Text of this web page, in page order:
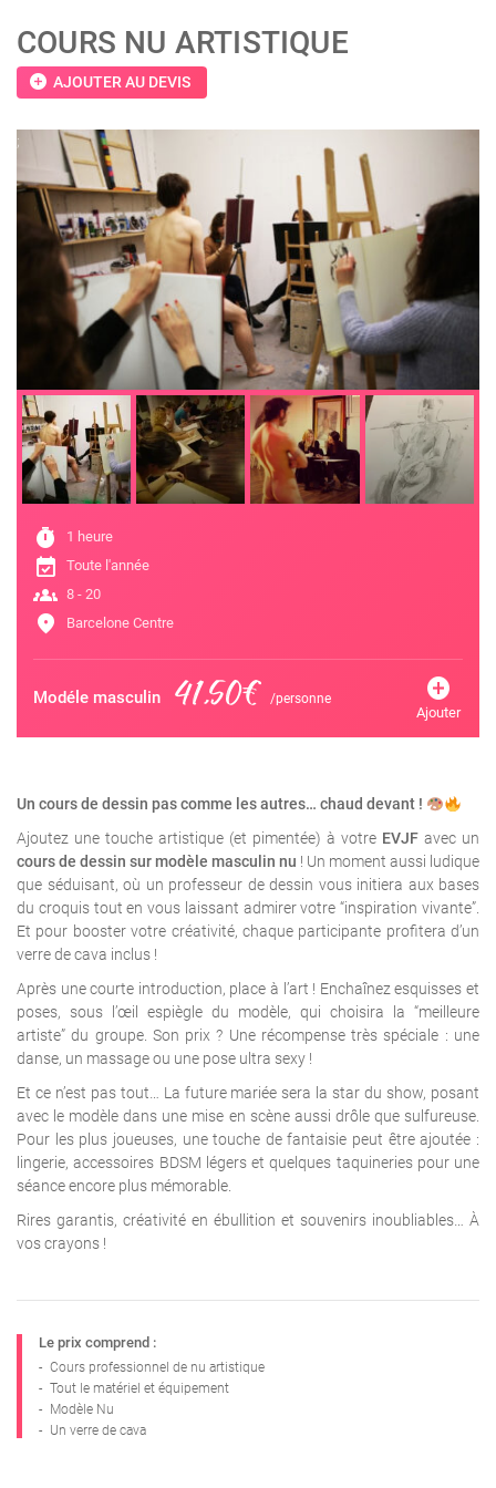
COURS NU ARTISTIQUE
add_circle AJOUTER AU DEVIS
;
timer 1 heure
event_available Toute l'année
groups 8 - 20
location_on Barcelone Centre
Modéle masculin 41,50€ /personne add_circle
Ajouter
Un cours de dessin pas comme les autres… chaud devant !
Ajoutez une touche artistique (et pimentée) à votre EVJF avec un
cours de dessin sur modèle masculin nu ! Un moment aussi ludique
que séduisant, où un professeur de dessin vous initiera aux bases
du croquis tout en vous laissant admirer votre “inspiration vivante”.
Et pour booster votre créativité, chaque participante profitera d’un
verre de cava inclus !
Après une courte introduction, place à l’art ! Enchaînez esquisses et
poses, sous l’œil espiègle du modèle, qui choisira la “meilleure
artiste” du groupe. Son prix ? Une récompense très spéciale : une
danse, un massage ou une pose ultra sexy !
Et ce n’est pas tout… La future mariée sera la star du show, posant
avec le modèle dans une mise en scène aussi drôle que sulfureuse.
Pour les plus joueuses, une touche de fantaisie peut être ajoutée :
lingerie, accessoires BDSM légers et quelques taquineries pour une
séance encore plus mémorable.
Rires garantis, créativité en ébullition et souvenirs inoubliables… À
vos crayons !
Le prix comprend :
- Cours professionnel de nu artistique
- Tout le matériel et équipement
- Modèle Nu
- Un verre de cava